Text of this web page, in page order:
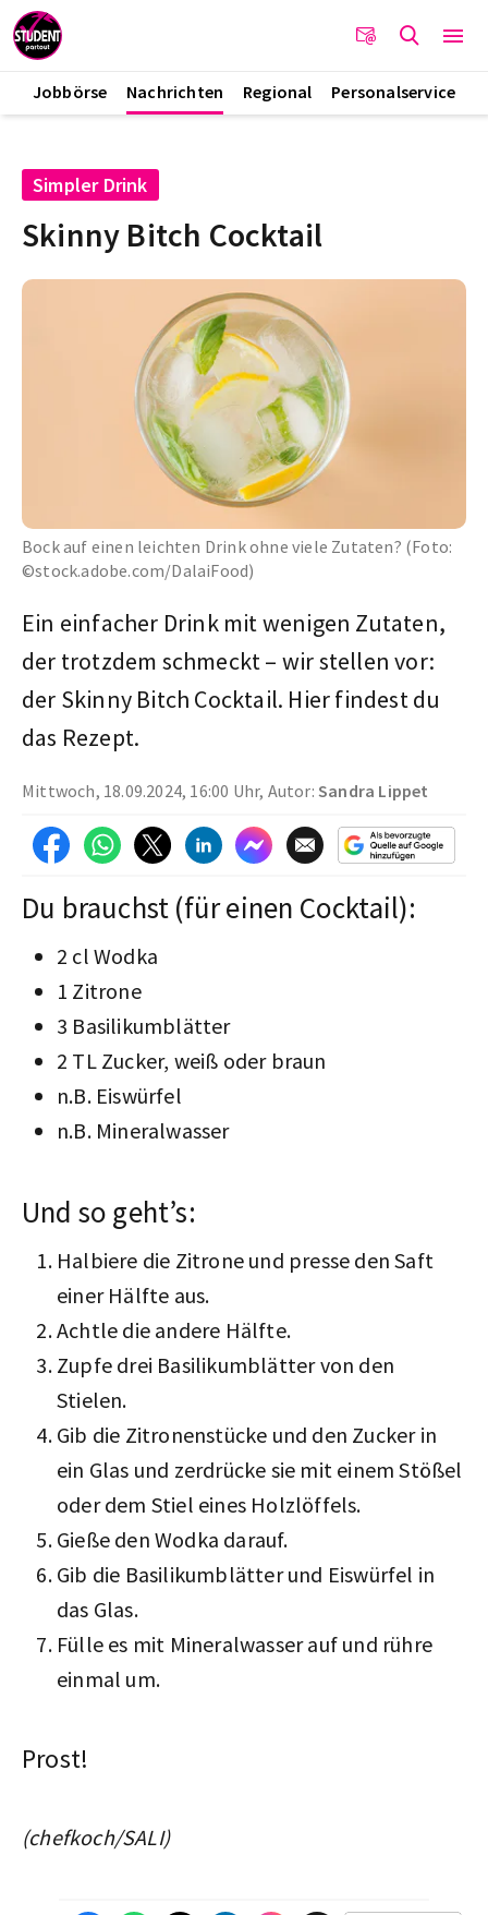
Jobbörse Nachrichten Regional Personalservice
Simpler Drink
Skinny Bitch Cocktail
Bock auf einen leichten Drink ohne viele Zutaten? (Foto:
©stock.adobe.com/DalaiFood)
Ein einfacher Drink mit wenigen Zutaten,
der trotzdem schmeckt – wir stellen vor:
der Skinny Bitch Cocktail. Hier findest du
das Rezept.
Mittwoch, 18.09.2024, 16:00 Uhr, Autor: Sandra Lippet
Du brauchst (für einen Cocktail):
2 cl Wodka
1 Zitrone
3 Basilikumblätter
2 TL Zucker, weiß oder braun
n.B. Eiswürfel
n.B. Mineralwasser
Und so geht’s:
Halbiere die Zitrone und presse den Saft
einer Hälfte aus.
Achtle die andere Hälfte.
Zupfe drei Basilikumblätter von den
Stielen.
Gib die Zitronenstücke und den Zucker in
ein Glas und zerdrücke sie mit einem Stößel
oder dem Stiel eines Holzlöffels.
Gieße den Wodka darauf.
Gib die Basilikumblätter und Eiswürfel in
das Glas.
Fülle es mit Mineralwasser auf und rühre
einmal um.
Prost!
(chefkoch/SALI)